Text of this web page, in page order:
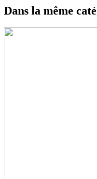
Dans la même